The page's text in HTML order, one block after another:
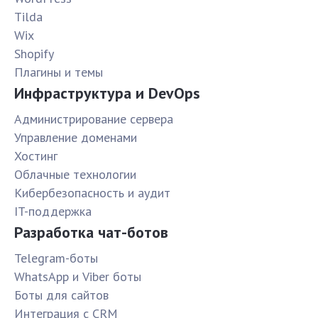
Tilda
Wix
Shopify
Плагины и темы
Инфраструктура и DevOps
Администрирование сервера
Управление доменами
Хостинг
Облачные технологии
Кибербезопасность и аудит
IT-поддержка
Разработка чат-ботов
Telegram-боты
WhatsApp и Viber боты
Боты для сайтов
Интеграция с CRM